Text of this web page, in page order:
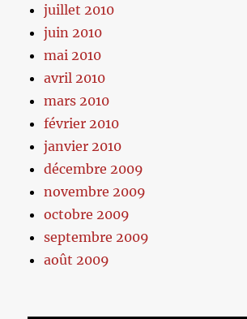
juillet 2010
juin 2010
mai 2010
avril 2010
mars 2010
février 2010
janvier 2010
décembre 2009
novembre 2009
octobre 2009
septembre 2009
août 2009